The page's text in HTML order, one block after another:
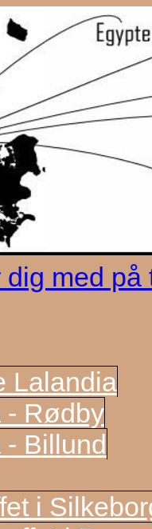
med
Lalandia
- Rødby
- Billund
i